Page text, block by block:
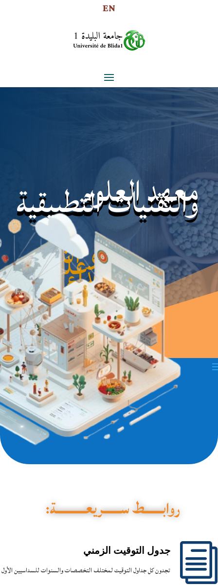
EN
معهد العلوم
والتقنيات التطبيقية
نحو التميز
في علوم
الغذاء ….
روابــــــط ســــــريعــــــــــة:
جدول التوقيت الزمني
تجدون كل جداول التوقيت لمختلف التخصصات والسنوات للسداسيين الأول